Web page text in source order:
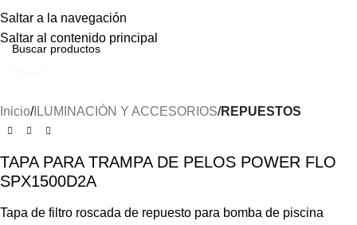
Saltar a la navegación
Saltar al contenido principal
Menú
Haga clic para ampliar
Inicio ILUMINACIÓN Y ACCESORIOS REPUESTOS
TAPA PARA TRAMPA DE PELOS POWER FLO
SPX1500D2A
Tapa de filtro roscada de repuesto para bomba de piscina